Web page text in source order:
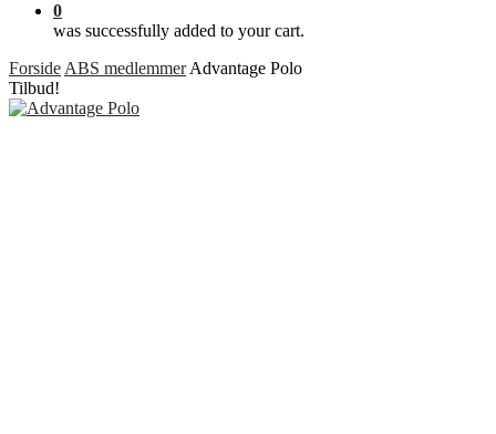
0
was successfully added to your cart.
Forside ABS medlemmer Advantage Polo
Tilbud!